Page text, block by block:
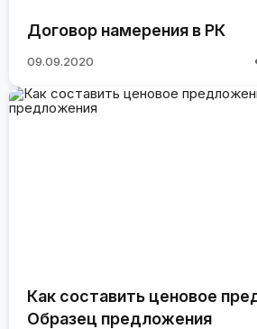
Договор намерения в РК
09.09.2020
Как составить ценовое
Образец предложения